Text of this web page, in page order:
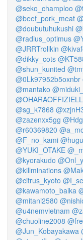
@seko_champloo
@beef_pork_meat
@doubutuhukushi
@radius_optimus
@JRRTrollkin
@dikky_cots
@shun_kunited
@0Lk97952b5oxnbr
@mantako
@sg_k7868
@zazenxx5gg
@r60369820
@F_no_kami
@YUKI_OTAKE
@kyorakudo @Onl_y
@killminations
@citrus_kyoto
@kawamoto_baika
@mitani2580
@u4nemvietnam
@chuoline2008
@Jun_Kobayakawa